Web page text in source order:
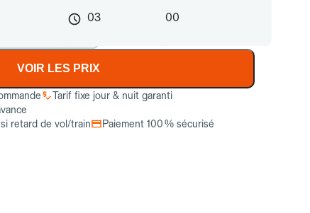
03 00
VOIR LES PRIX
Tarif fixe jour & nuit garanti
retard de vol/train
Paiement 100 % sécurisé